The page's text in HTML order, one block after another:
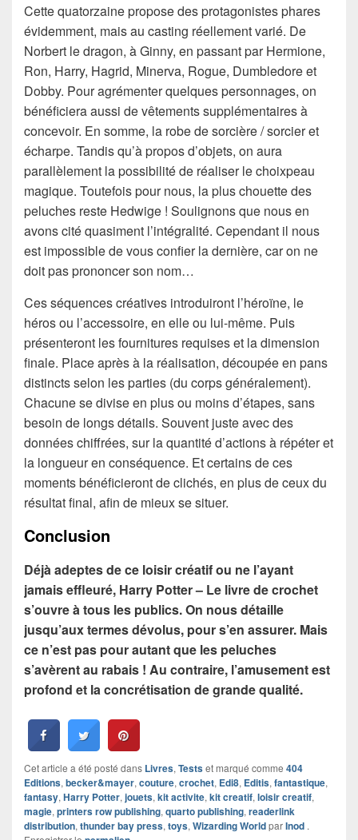
Cette quatorzaine propose des protagonistes phares
évidemment, mais au casting réellement varié. De
Norbert le dragon, à Ginny, en passant par Hermione,
Ron, Harry, Hagrid, Minerva, Rogue, Dumbledore et
Dobby. Pour agrémenter quelques personnages, on
bénéficiera aussi de vêtements supplémentaires à
concevoir. En somme, la robe de sorcière / sorcier et
écharpe. Tandis qu’à propos d’objets, on aura
parallèlement la possibilité de réaliser le choixpeau
magique. Toutefois pour nous, la plus chouette des
peluches reste Hedwige ! Soulignons que nous en
avons cité quasiment l’intégralité. Cependant il nous
est impossible de vous confier la dernière, car on ne
doit pas prononcer son nom…
Ces séquences créatives introduiront l’héroïne, le
héros ou l’accessoire, en elle ou lui-même. Puis
présenteront les fournitures requises et la dimension
finale. Place après à la réalisation, découpée en pans
distincts selon les parties (du corps généralement).
Chacune se divise en plus ou moins d’étapes, sans
besoin de longs détails. Souvent juste avec des
données chiffrées, sur la quantité d’actions à répéter et
la longueur en conséquence. Et certains de ces
moments bénéficieront de clichés, en plus de ceux du
résultat final, afin de mieux se situer.
Conclusion
Déjà adeptes de ce loisir créatif ou ne l’ayant
jamais effleuré, Harry Potter – Le livre de crochet
s’ouvre à tous les publics. On nous détaille
jusqu’aux termes dévolus, pour s’en assurer. Mais
ce n’est pas pour autant que les peluches
s’avèrent au rabais ! Au contraire, l’amusement est
profond et la concrétisation de grande qualité.
Cet article a été posté dans Livres, Testset marqué comme 404
Editions, becker&mayer, couture, crochet, Edi8, Editis, fantastique,
fantasy, Harry Potter, jouets, kit activite, kit creatif, loisir creatif,
magie, printers row publishing, quarto publishing, readerlink
distribution, thunder bay press, toys, Wizarding WorldparInod .